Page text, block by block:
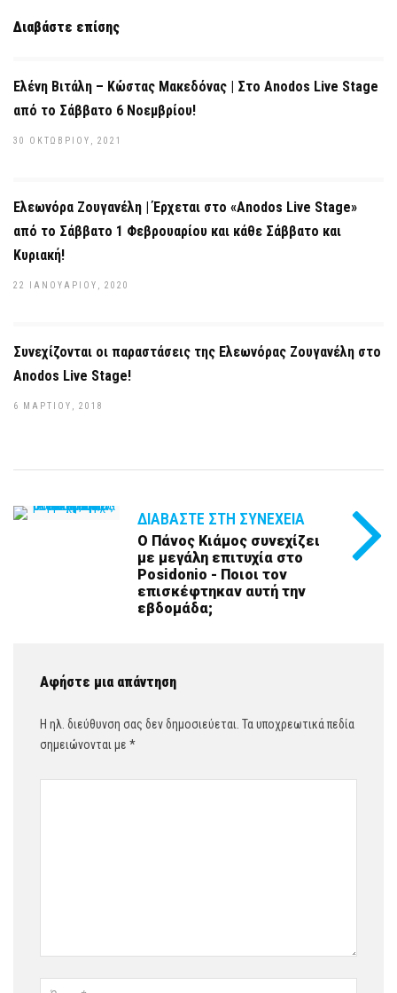
Διαβάστε επίσης
Ελένη Βιτάλη – Κώστας Μακεδόνας | Στο Anodos Live Stage
από το Σάββατο 6 Νοεμβρίου!
30 ΟΚΤΩΒΡΊΟΥ, 2021
Ελεωνόρα Ζουγανέλη | Έρχεται στο «Anodos Live Stage»
από το Σάββατο 1 Φεβρουαρίου και κάθε Σάββατο και
Κυριακή!
22 ΙΑΝΟΥΑΡΊΟΥ, 2020
Συνεχίζονται οι παραστάσεις της Ελεωνόρας Ζουγανέλη στο
Anodos Live Stage!
6 ΜΑΡΤΊΟΥ, 2018
ΔΙΑΒΆΣΤΕ ΣΤΗ ΣΥΝΈΧΕΙΑ
Ο Πάνος Κιάμος συνεχίζει
με μεγάλη επιτυχία στο
Posidonio - Ποιοι τον
επισκέφτηκαν αυτή την
εβδομάδα;
Αφήστε μια απάντηση
Η ηλ. διεύθυνση σας δεν δημοσιεύεται. Τα υποχρεωτικά πεδία
σημειώνονται με *